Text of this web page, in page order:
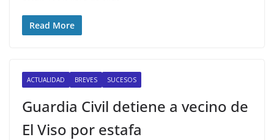
Read More
ACTUALIDAD BREVES SUCESOS
Guardia Civil detiene a vecino de
El Viso por estafa